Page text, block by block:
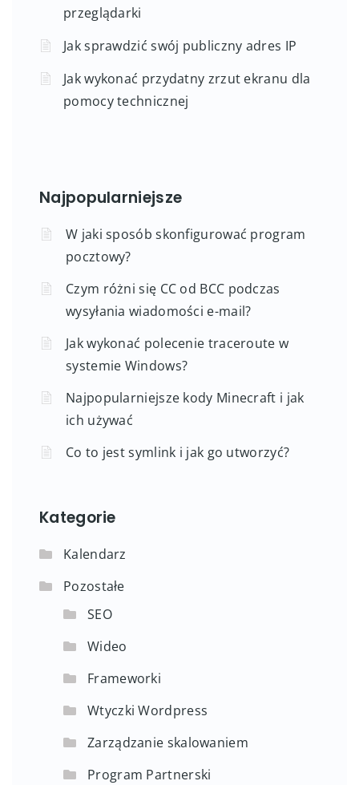
przeglądarki
Jak sprawdzić swój publiczny adres IP
Jak wykonać przydatny zrzut ekranu dla
pomocy technicznej
Najpopularniejsze
W jaki sposób skonfigurować program
pocztowy?
Czym różni się CC od BCC podczas
wysyłania wiadomości e-mail?
Jak wykonać polecenie traceroute w
systemie Windows?
Najpopularniejsze kody Minecraft i jak
ich używać
Co to jest symlink i jak go utworzyć?
Kategorie
Kalendarz
Pozostałe
SEO
Wideo
Frameworki
Wtyczki Wordpress
Zarządzanie skalowaniem
Program Partnerski